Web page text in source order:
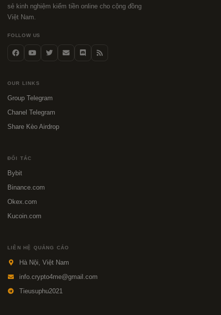
sẻ kinh nghiệm kiếm tiền online cho cộng đồng
Việt Nam.
FOLLOW US
OUR LINKS
Group Telegram
Chanel Telegram
Share Kèo Airdrop
ĐỐI TÁC
Bybit
Binance.com
Okex.com
Kucoin.com
LIÊN HỆ QUẢNG CÁO
Hà Nội, Việt Nam
info.crypto4me@gmail.com
Tieusuphu2021